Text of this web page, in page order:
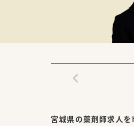
宮城県の薬剤師求人